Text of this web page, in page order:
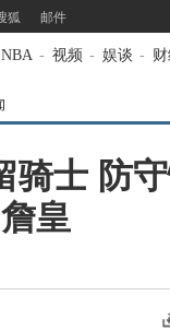
狐 邮件
NBA - 视频 - 娱谈 -
骑士 防
詹皇